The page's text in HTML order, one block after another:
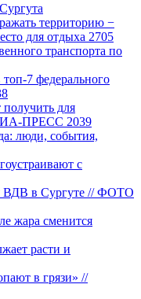
территорию −
для отдыха 2705
транспорта по
7 федерального
для
ПРЕСС 2039
люди, события,
с
ВДВ в Сургуте // ФОТО
жара сменится
расти и
в грязи» //